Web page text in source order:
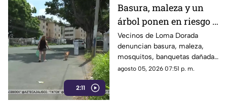
2:11
Basura, maleza y un
árbol ponen en riesgo a
vecinos de Loma
Dorada
Vecinos de Loma Dorada
denuncian basura, maleza,
mosquitos, banquetas dañadas
y un árbol que afecta una
agosto 05, 2026 07:51 p. m.